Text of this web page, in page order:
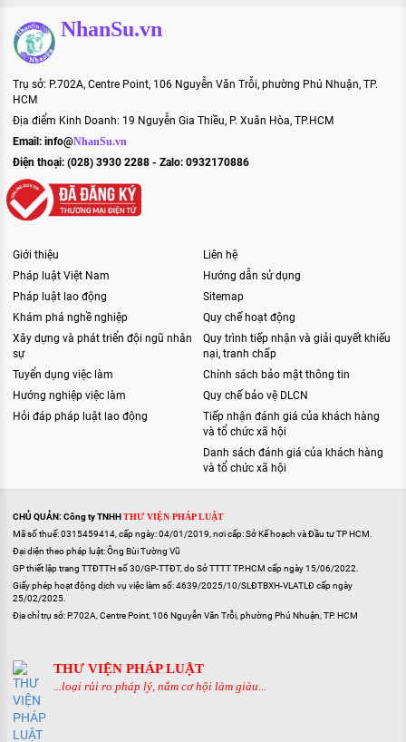
NhanSu.vn
Trụ sở: P.702A, Centre Point, 106 Nguyễn Văn Trỗi, phường Phú Nhuận, TP.
HCM
Địa điểm Kinh Doanh: 19 Nguyễn Gia Thiều, P. Xuân Hòa, TP.HCM
Email: info@NhanSu.vn
Điện thoại: (028) 3930 2288 - Zalo: 0932170886
Giới thiệu
Pháp luật Việt Nam
Pháp luật lao động
Khám phá nghề nghiệp
Xây dựng và phát triển đội ngũ nhân
sự
Tuyển dụng việc làm
Hướng nghiệp việc làm
Hỏi đáp pháp luật lao động
Liên hệ
Hướng dẫn sử dụng
Sitemap
Quy chế hoạt động
Quy trình tiếp nhận và giải quyết khiếu
nại, tranh chấp
Chính sách bảo mật thông tin
Quy chế bảo vệ DLCN
Tiếp nhận đánh giá của khách hàng
và tổ chức xã hội
Danh sách đánh giá của khách hàng
và tổ chức xã hội
CHỦ QUẢN: Công ty TNHHTHƯ VIỆN PHÁP LUẬT
Mã số thuế: 0315459414, cấp ngày: 04/01/2019, nơi cấp: Sở Kế hoạch và Đầu tư TP HCM.
Đại diện theo pháp luật: Ông Bùi Tường Vũ
GP thiết lập trang TTĐTTH số 30/GP-TTĐT, do Sở TTTT TP.HCM cấp ngày 15/06/2022.
Giấy phép hoạt động dịch vụ việc làm số: 4639/2025/10/SLĐTBXH-VLATLĐ cấp ngày
25/02/2025.
Địa chỉ trụ sở: P.702A, Centre Point, 106 Nguyễn Văn Trỗi, phường Phú Nhuận, TP. HCM
THƯ VIỆN PHÁP LUẬT
...loại rủi ro pháp lý, nắm cơ hội làm giàu...